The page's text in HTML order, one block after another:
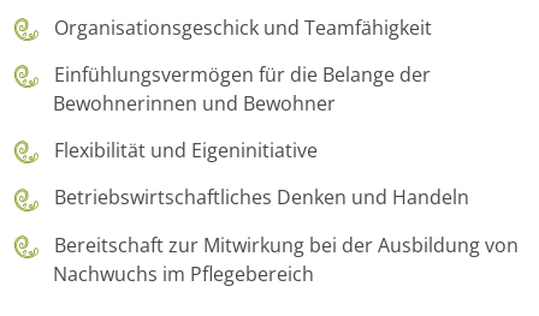
Organisationsgeschick und Teamfähigkeit
Einfühlungsvermögen für die Belange der
Bewohnerinnen und Bewohner
Flexibilität und Eigeninitiative
Betriebswirtschaftliches Denken und Handeln
Bereitschaft zur Mitwirkung bei der Ausbildung von
Nachwuchs im Pflegebereich